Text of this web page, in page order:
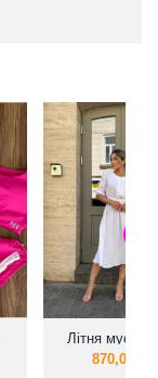
Літня
жіноча
870,00